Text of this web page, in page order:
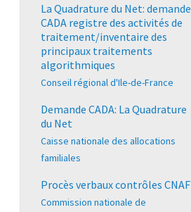
La Quadrature du Net: demande
CADA registre des activités de
traitement/inventaire des
principaux traitements
algorithmiques
Conseil régional d'Ile-de-France
Demande CADA: La Quadrature
du Net
Caisse nationale des allocations
familiales
Procès verbaux contrôles CNAF
Commission nationale de